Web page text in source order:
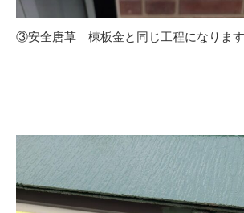
③安全唐草 棟板金と同じ工程になります